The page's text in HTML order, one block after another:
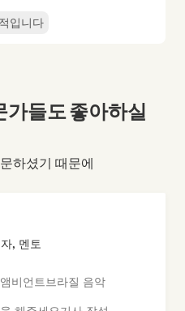
입니다
들도 좋아하실
하셨기 때문에
, 멘토
앰비언트 브라질 음악